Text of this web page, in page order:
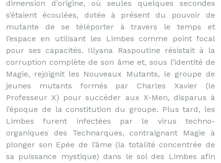
dimension d’origine, où seules quelques secondes
s’étaient écoulées, dotée à présent du pouvoir de
mutante de se téléporter à travers le temps et
l’espace en utilisant les Limbes comme point focal
pour ses capacités. Illyana Raspoutine résistait à la
corruption complète de son âme et, sous l’identité de
Magie, rejoignit les Nouveaux Mutants, le groupe de
jeunes mutants formés par Charles Xavier (le
Professeur X) pour succéder aux X-Men, disparus à
l’époque de la constitution du groupe. Plus tard, les
Limbes furent infectées par le virus techno-
organiques des Technarques, contraignant Magie à
plonger son Epée de l’âme (la totalité concentrée de
sa puissance mystique) dans le sol des Limbes afin